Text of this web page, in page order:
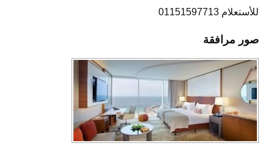
للأستعلام 01151597713
صور مرافقة